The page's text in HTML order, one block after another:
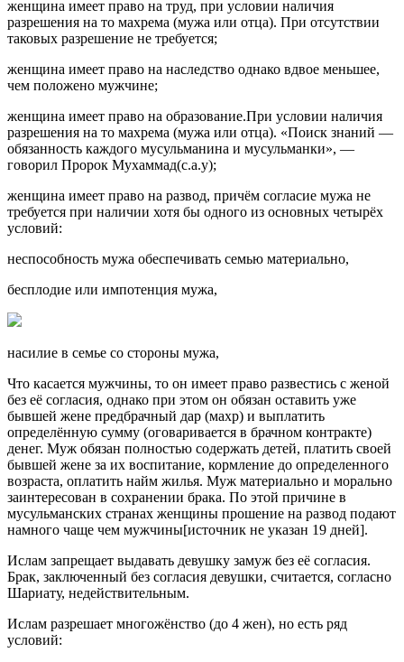
женщина имеет право на труд, при условии наличия
разрешения на то махрема (мужа или отца). При отсутствии
таковых разрешение не требуется;
женщина имеет право на наследство однако вдвое меньшее,
чем положено мужчине;
женщина имеет право на образование.При условии наличия
разрешения на то махрема (мужа или отца). «Поиск знаний —
обязанность каждого мусульманина и мусульманки», —
говорил Пророк Мухаммад(с.а.у);
женщина имеет право на развод, причём согласие мужа не
требуется при наличии хотя бы одного из основных четырёх
условий:
неспособность мужа обеспечивать семью материально,
бесплодие или импотенция мужа,
насилие в семье со стороны мужа,
Что касается мужчины, то он имеет право развестись с женой
без её согласия, однако при этом он обязан оставить уже
бывшей жене предбрачный дар (махр) и выплатить
определённую сумму (оговаривается в брачном контракте)
денег. Муж обязан полностью содержать детей, платить своей
бывшей жене за их воспитание, кормление до определенного
возраста, оплатить найм жилья. Муж материально и морально
заинтересован в сохранении брака. По этой причине в
мусульманских странах женщины прошение на развод подают
намного чаще чем мужчины[источник не указан 19 дней].
Ислам запрещает выдавать девушку замуж без её согласия.
Брак, заключенный без согласия девушки, считается, согласно
Шариату, недействительным.
Ислам разрешает многожёнство (до 4 жен), но есть ряд
условий: